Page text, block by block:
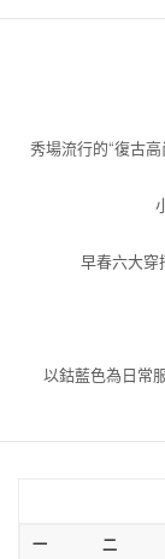
秀場流行的“復古
早春六大穿
以鈷藍色為日常
一 二